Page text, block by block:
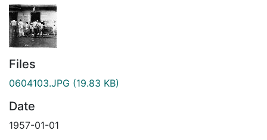
Files
0604103.JPG (19.83 KB)
Date
1957-01-01